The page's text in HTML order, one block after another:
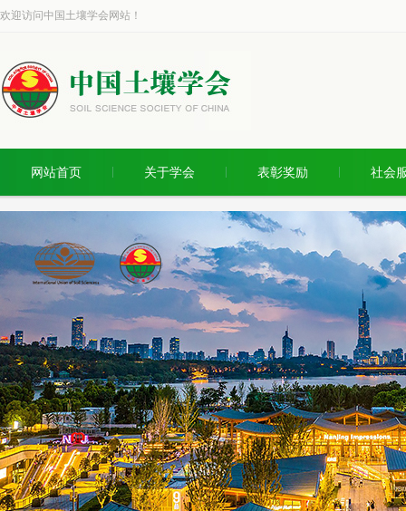
欢迎访问中国土壤学会网站！
网站首页 关于学会 表彰奖励 社会